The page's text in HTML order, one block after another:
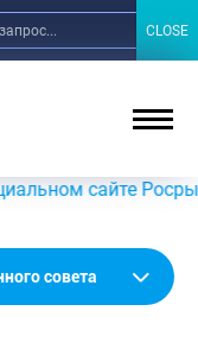
сайте
совета
CLOSE
CLOSE